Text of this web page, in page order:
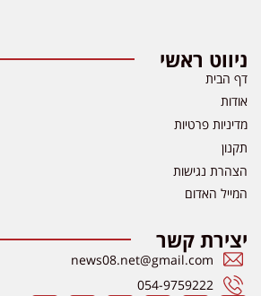
ניווט ראשי
דף הבית
אודות
מדיניות פרטיות
תקנון
הצהרת נגישות
המייל האדום
יצירת קשר
news08.net@gmail.com
054-9759222